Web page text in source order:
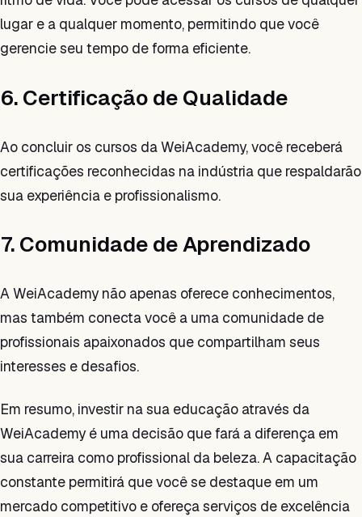
lugar e a qualquer momento, permitindo que você
gerencie seu tempo de forma eficiente.
6. Certificação de Qualidade
Ao concluir os cursos da WeiAcademy, você receberá
certificações reconhecidas na indústria que respaldarão
sua experiência e profissionalismo.
7. Comunidade de Aprendizado
A WeiAcademy não apenas oferece conhecimentos,
mas também conecta você a uma comunidade de
profissionais apaixonados que compartilham seus
interesses e desafios.
Em resumo, investir na sua educação através da
WeiAcademy é uma decisão que fará a diferença em
sua carreira como profissional da beleza. A capacitação
constante permitirá que você se destaque em um
mercado competitivo e ofereça serviços de excelência